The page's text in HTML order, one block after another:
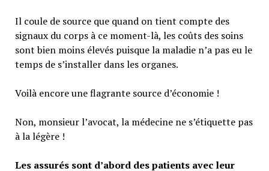
Il coule de source que quand on tient compte des
signaux du corps à ce moment-là, les coûts des soins
sont bien moins élevés puisque la maladie n’a pas eu le
temps de s’installer dans les organes.
Voilà encore une flagrante source d’économie !
Non, monsieur l’avocat, la médecine ne s’étiquette pas
à la légère !
Les assurés sont d’abord des patients avec leur